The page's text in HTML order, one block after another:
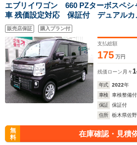
エブリイワゴン 660 PZターボスペ
車 残価設定対応 保証付 デュアル
ディスプレイオーディオ Bluetooth
イ アンドロイドオート対応 両側パワ
ETC2.0
販売店保証 購入プラン付
支払総額
175 万円
残価ローン 月々
年式 2022年
車検
車検整備付
保証
保証付
住所
栃木県佐
無
料
在庫確認・見積